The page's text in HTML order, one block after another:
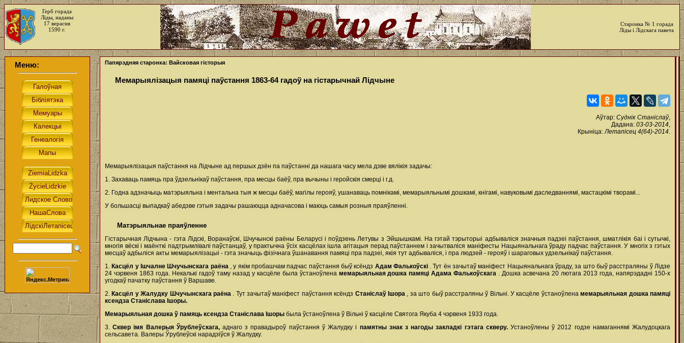
Герб горада
Ліды, наданы
17 верасня
1590 г.
Старонка № 1 горада
Ліды і Лідскага павета
Меню: Папярэдняя старонка: Вайсковая гісторыя
Мемарыялізацыя памяці паўстання 1863-64 гадоў на гістарычнай Лідчыне
Аўтар: Суднік Станіслаў,
Дадана: 03-03-2014,
Крыніца:Летапісец 4(64)-2014.
Мемарыялізацыя паўстання на Лідчыне ад першых дзён па паўстанні да нашага часу мела дзве вялікія задачы:
1. Захаваць памяць пра ўдзельнікаў паўстання, пра месцы баёў, пра вычыны і геройскія смерці і г.д.
2. Годна адзначыць матэрыяльна і ментальна тыя ж месцы баёў, магілы герояў, ушанаваць помнікамі, мемарыяльнымі дошкамі, кнігамі, навуковымі даследваннямі, мастацкімі творамі...
У большасці выпадкаў абедзве гэтыя задачы рашаюцца адначасова і маюць самыя розныя праяўленні.
Матэрыяльнае праяўленне
Гістарычная Лідчына - гэта Лідскі, Воранаўскі, Шчучынскі раёны Беларусі і поўдзень Летувы з Эйшышкамі. На гэтай тэрыторыі адбываліся значныя падзеі паўстання, шматлікія баі і сутычкі,
многія вёскі і маёнткі падтрымлівалі паўстанцаў, у практычна ўсіх касцёлах ішла агітацыя перад паўстаннем і зачытваліся маніфесты Нацыянальнага ўраду падчас паўстання. У многіх з гэтых
месцаў адбыліся акты мемарыялізацыі - гэта значыць фізічнага ўшанавання памяці пра падзеі, якія тут адбываліся, і пра людзей - герояў і шараговых удзельнікаў паўстання.
1. Касцёл у Ішчалне Шчучынскага раёна , у якім пробашчам падчас паўстання быў ксёндз Адам Фалькоўскі . Тут ён зачытаў маніфест Нацыянальнага ўраду, за што быў расстраляны ў Лідзе
24 чэрвеня 1863 года. Некалькі гадоў таму назад у касцёле была ўстаноўлена мемарыяльная дошка памяці Адама Фалькоўскага . Дошка асвечана 20 лютага 2013 года, напярэдадні 150-х
угодкаў пачатку паўстання ў Варшаве.
2. Касцёл у Жалудку Шчучынскага раёна . Тут зачытаў маніфест паўстання ксёндз Станіслаў Ішора , за што быў расстраляны ў Вільні. У касцёле ўстаноўленамемарыяльная дошка памяці
ксендза Станіслава Ішоры.
Мемарыяльная дошка ў памяць ксендза Станіслава Ішоры была ўстаноўлена ў Вільні ў касцёле Святога Якуба 4 чэрвеня 1933 года.
3.Сквер імя Валерыя Ўрублеўскага,аднаго з правадыроў паўстання ў Жалудку і памятны знак з нагоды закладкі гэтага скверу. Устаноўлены ў 2012 годзе намаганнямі Жалудоцкага
сельсавета. Валеры Ўрублеўскі нарадзіўся ў Жалудку.